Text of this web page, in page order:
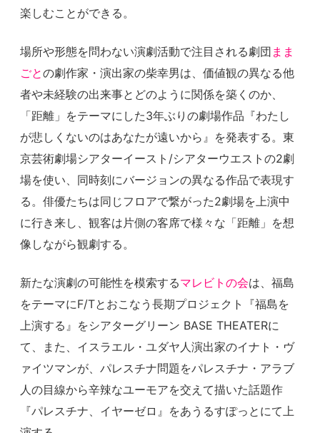
楽しむことができる。
場所や形態を問わない演劇活動で注目される劇団 まま
ごとの劇作家・演出家の柴幸男は、価値観の異なる他
者や未経験の出来事とどのように関係を築くのか、
「距離」をテーマにした3年ぶりの劇場作品『わたし
が悲しくないのはあなたが遠いから』を発表する。東
京芸術劇場シアターイースト/シアターウエストの2劇
場を使い、同時刻にバージョンの異なる作品で表現す
る。俳優たちは同じフロアで繋がった2劇場を上演中
に行き来し、観客は片側の客席で様々な「距離」を想
像しながら観劇する。
新たな演劇の可能性を模索するマレビトの会は、福島
をテーマにF/Tとおこなう長期プロジェクト『福島を
上演する』をシアターグリーン BASE THEATERに
て、また、イスラエル・ユダヤ人演出家のイナト・ヴ
ァイツマンが、パレスチナ問題をパレスチナ・アラブ
人の目線から辛辣なユーモアを交えて描いた話題作
『パレスチナ、イヤーゼロ』をあうるすぽっとにて上